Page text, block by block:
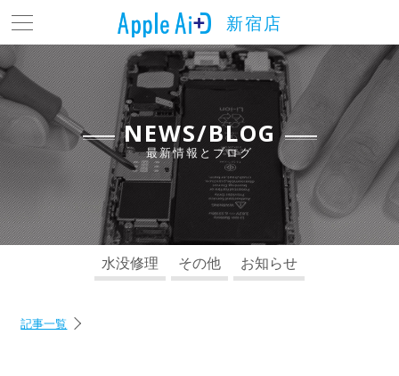
トップ
最新情報とブログ
料金表
よくある質問
店舗情報
アクセス
新宿店
NEWS/BLOG
最新情報とブログ
水没修理 その他 お知らせ
記事一覧